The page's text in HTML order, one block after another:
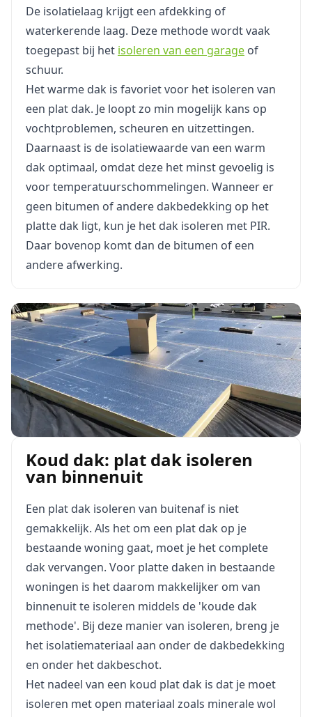
De isolatielaag krijgt een afdekking of
waterkerende laag. Deze methode wordt vaak
toegepast bij het isoleren van een garage of
schuur.
Het warme dak is favoriet voor het isoleren van
een plat dak. Je loopt zo min mogelijk kans op
vochtproblemen, scheuren en uitzettingen.
Daarnaast is de isolatiewaarde van een warm
dak optimaal, omdat deze het minst gevoelig is
voor temperatuurschommelingen. Wanneer er
geen bitumen of andere dakbedekking op het
platte dak ligt, kun je het dak isoleren met PIR.
Daar bovenop komt dan de bitumen of een
andere afwerking.
Koud dak: plat dak isoleren
van binnenuit
Een plat dak isoleren van buitenaf is niet
gemakkelijk. Als het om een plat dak op je
bestaande woning gaat, moet je het complete
dak vervangen. Voor platte daken in bestaande
woningen is het daarom makkelijker om van
binnenuit te isoleren middels de 'koude dak
methode'. Bij deze manier van isoleren, breng je
het isolatiemateriaal aan onder de dakbedekking
en onder het dakbeschot.
Het nadeel van een koud plat dak is dat je moet
isoleren met open materiaal zoals minerale wol